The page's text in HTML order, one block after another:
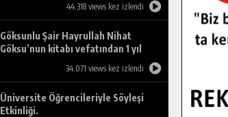
44.318 views kez izlendi
Göksunlu Şair Hayrullah Nihat
Göksu’nun kitabı vefatından 1 yıl
sonra Göksun Belediyesi tarafından
34.071 views kez izlendi
Üniversite Öğrencileriyle Söyleşi
Etkinliği.